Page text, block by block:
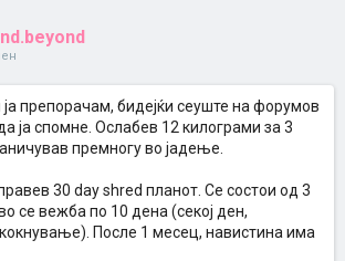
препорачам, бидејќи сеуште на форумов
ја спомне. Ослабев 12 килограми за 3
премногу во јадење.
30 day shred планот. Се состои од 3
се вежба по 10 дена (секој ден,
После 1 месец, навистина има